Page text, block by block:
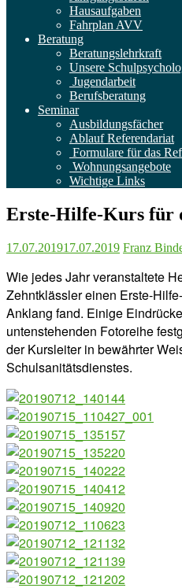
Hausaufgaben
Fahrplan AVV
Beratung
Beratungslehrkraft
Unsere
Jugendarbeit
Berufsberatung
Seminar
Ausbildungsfächer
Ablauf Referendariat
Formulare für das
Wohnungsangebote
Wichtige Links
Erste-Hilfe-Kurs für
17.07.201917.07.2019 Franz
Wie jedes Jahr veranstaltete
Zehntklässler einen Erste-
Anklang fand. Einige
untenstehenden Fotoreihe
der Kursleiter in bewährter
Schulsanitätsdienstes.